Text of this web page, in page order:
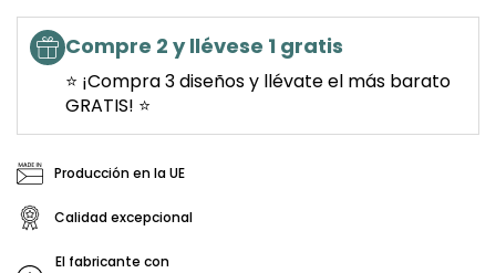
Compre 2 y llévese 1 gratis
⭐ ¡Compra 3 diseños y llévate el más barato
GRATIS! ⭐
Producción en la UE
Calidad excepcional
El fabricante con